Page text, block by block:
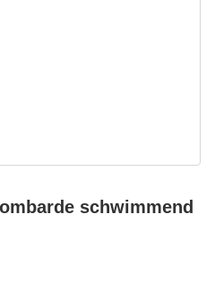
schwimmend